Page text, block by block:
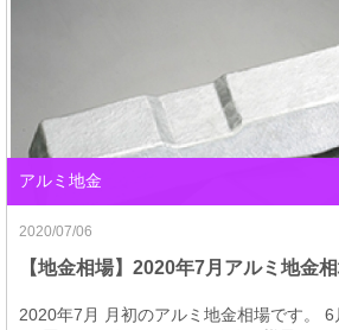
アルミ地金
2020/07/06
【地金相場】2020年7月アルミ地金
2020年7月 月初のアルミ地金相場です。 6